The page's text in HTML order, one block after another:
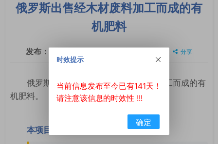
俄罗斯出售经木材废料加工而成的有
机肥料
发布： 分享
俄罗斯Основа公司出售经木材废料加工而成的有
机肥料。
本项目联系方式
时效提示
当前信息发布至今已有141天！
请注意该信息的时效性 !!!
确定